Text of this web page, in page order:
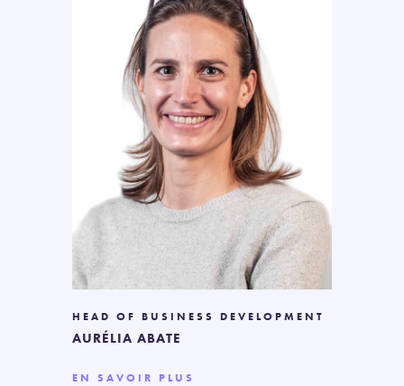
HEAD OF BUSINESS DEVELOPMENT
AURÉLIA ABATE
EN SAVOIR PLUS